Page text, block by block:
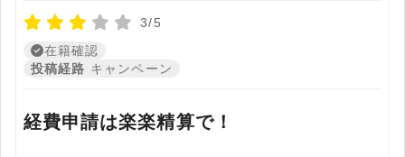
3/5
在籍確認
投稿経路 キャンペーン
経費申請は楽楽精算で！